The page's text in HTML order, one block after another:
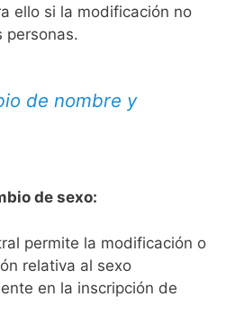
ello si la modificación no
personas.
de nombre y
de sexo:
permite la modificación o
relativa al sexo
en la inscripción de